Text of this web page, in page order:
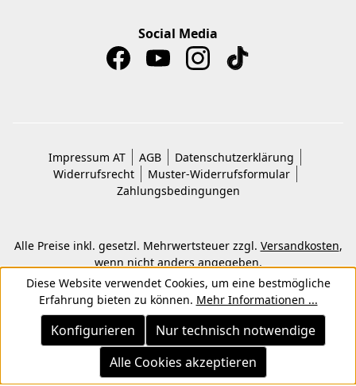
Social Media
Impressum AT AGB
Datenschutzerklärung
Widerrufsrecht
Muster-Widerrufsformular
Zahlungsbedingungen
Alle Preise inkl. gesetzl. Mehrwertsteuer zzgl. Versandkosten,
wenn nicht anders angegeben.
© 2026 Copyright © Kwon KG. Alle Rechte vorbehalten.
Diese Website verwendet Cookies, um eine bestmögliche
Erfahrung bieten zu können. Mehr Informationen ...
Nur technisch notwendige
Konfigurieren
Alle Cookies akzeptieren